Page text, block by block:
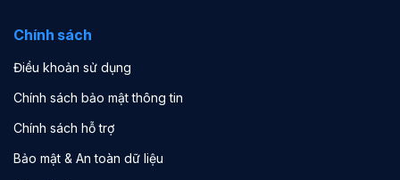
Chính sách
Điều khoản sử dụng
Chính sách bảo mật thông tin
Chính sách hỗ trợ
Bảo mật & An toàn dữ liệu